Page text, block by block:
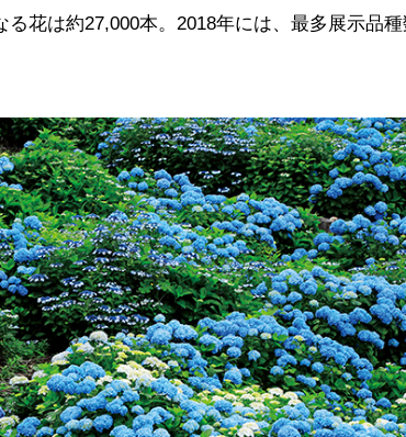
花は約27,000本。2018年には、最多展示品種